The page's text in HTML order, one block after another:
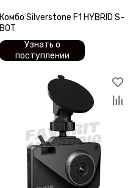
Комбо Silverstone F1 HYBRID S-
BOT
Узнать о
поступлении